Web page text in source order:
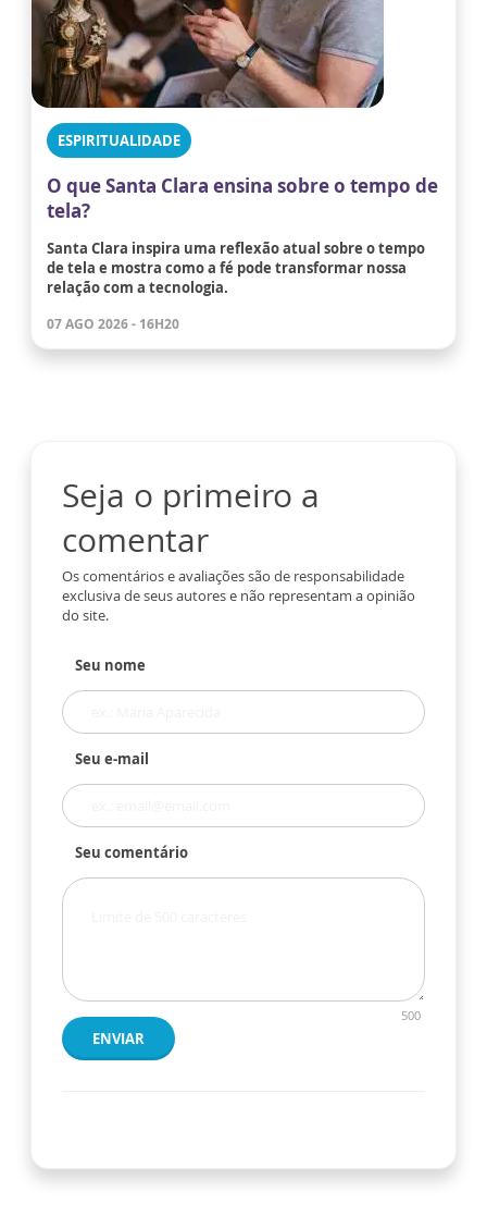
ESPIRITUALIDADE
O que Santa Clara ensina sobre o tempo de
tela?
Santa Clara inspira uma reflexão atual sobre o tempo
de tela e mostra como a fé pode transformar nossa
relação com a tecnologia.
07 AGO 2026 - 16H20
Seja o primeiro a
comentar
Os comentários e avaliações são de responsabilidade
exclusiva de seus autores e não representam a opinião
do site.
Seu nome
Seu e-mail
Seu comentário
500
ENVIAR